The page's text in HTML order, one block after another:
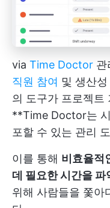
via Time Doctor 관
직원 참여 및 생산
의 도구가 프로젝트
**Time Doctor는
포할 수 있는 관리
이를 통해 비효율적
데 필요한 시간을 파
위해 사람들을 쫓아